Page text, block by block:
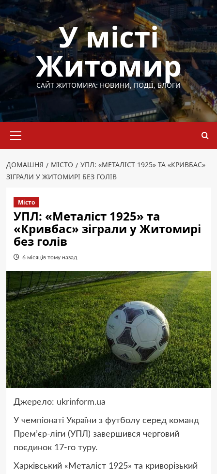
Перейти
до
вмісту
У місті
Житомир
САЙТ ЖИТОМИРА: НОВИНИ, ПОДІЇ, БЛОГИ
меню
ДОМАШНЯ МІСТО
УПЛ: «МЕТАЛІСТ 1925» ТА «КРИВБАС»
ЗІГРАЛИ У ЖИТОМИРІ БЕЗ ГОЛІВ
Місто
УПЛ: «Металіст 1925» та
«Кривбас» зіграли у Житомирі
без голів
6 місяців тому назад
Джерело: ukrinform.ua
У чемпіонаті України з футболу серед команд
Премʼєр-ліги (УПЛ) завершився черговий
поєдинок 17-го туру.
Харківський «Металіст 1925» та криворізький